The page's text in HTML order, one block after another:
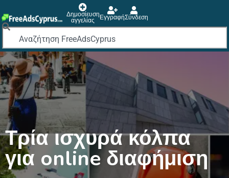
Δημοσίευση
αγγελίας
ΕγγραφήΣύνδεση
Τρία ισχυρά κόλπα
για online διαφήμιση